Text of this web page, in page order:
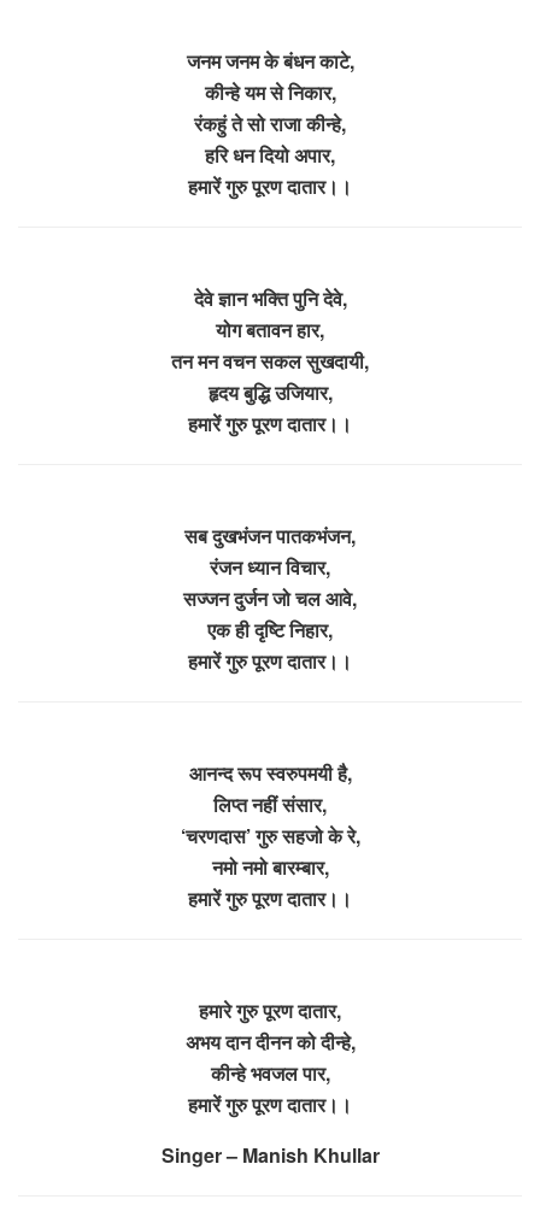
जनम जनम के बंधन काटे,
कीन्हे यम से निकार,
रंकहुं ते सो राजा कीन्हे,
हरि धन दियो अपार,
हमारें गुरु पूरण दातार।।
देवे ज्ञान भक्ति पुनि देवे,
योग बतावन हार,
तन मन वचन सकल सुखदायी,
हृदय बुद्धि उजियार,
हमारें गुरु पूरण दातार।।
सब दुखभंजन पातकभंजन,
रंजन ध्यान विचार,
सज्जन दुर्जन जो चल आवे,
एक ही दृष्टि निहार,
हमारें गुरु पूरण दातार।।
आनन्द रूप स्वरुपमयी है,
लिप्त नहीं संसार,
‘चरणदास’ गुरु सहजो के रे,
नमो नमो बारम्बार,
हमारें गुरु पूरण दातार।।
हमारे गुरु पूरण दातार,
अभय दान दीनन को दीन्हे,
कीन्हे भवजल पार,
हमारें गुरु पूरण दातार।।
Singer – Manish Khullar